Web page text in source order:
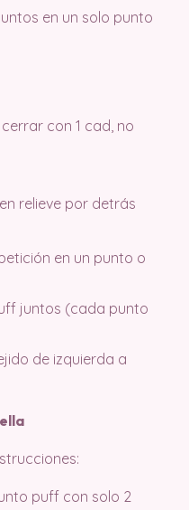
en un solo punto
con 1 cad, no
relieve por detrás
en un punto o
juntos (cada punto
de izquierda a
puff con solo 2